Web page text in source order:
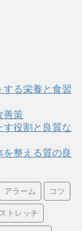
する栄養と食習
善策
す役割と良質な
整える質の良
アラーム コツ
ストレッチ